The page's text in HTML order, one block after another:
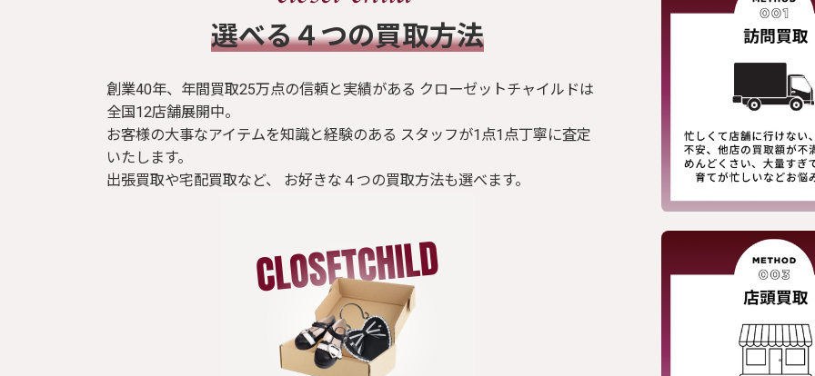
​選べる４つの買取方法
創業40年、年間買取25万点の信頼と実績がある クローゼットチャイルドは
全国12店舗展開中。
お客様の大事なアイテムを知識と経験のある スタッフが1点1点丁寧に査定
いたします。
出張買取や宅配買取など、 お好きな４つの買取方法も選べます。